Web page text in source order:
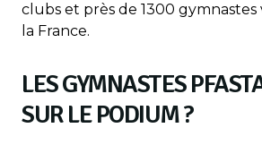
clubs et près de 1300
la France.
LES GYMNASTES
SUR LE PODIUM ?